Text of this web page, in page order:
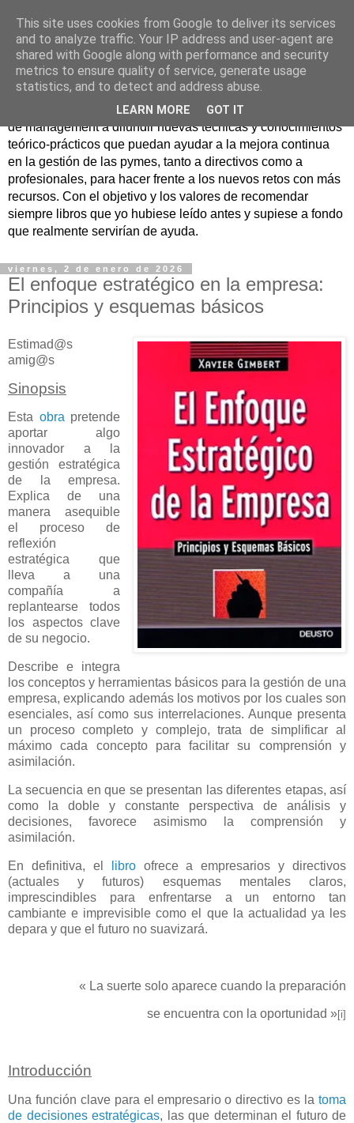
Nuevo Viernes - Nuevo
Libro
Nace con la misión de ayudar mediante la lectura de libros
de management a difundir nuevas técnicas y conocimientos
teórico-prácticos que puedan ayudar a la mejora continua
en la gestión de las pymes, tanto a directivos como a
profesionales, para hacer frente a los nuevos retos con más
recursos. Con el objetivo y los valores de recomendar
siempre libros que yo hubiese leído antes y supiese a fondo
que realmente servirían de ayuda.
viernes, 2 de enero de 2026
El enfoque estratégico en la empresa:
Principios y esquemas básicos
Estimad@s
amig@s
Sinopsis
Esta obrapretende
aportar algo
innovador a la
gestión estratégica
de la empresa.
Explica de una
manera asequible
el proceso de
reflexión
estratégica que
lleva a una
compañía a
replantearse todos
los aspectos clave
de su negocio.
Describe e integra
los conceptos y herramientas básicos para la gestión de una
empresa, explicando además los motivos por los cuales son
esenciales, así como sus interrelaciones. Aunque presenta
un proceso completo y complejo, trata de simplificar al
máximo cada concepto para facilitar su comprensión y
asimilación.
La secuencia en que se presentan las diferentes etapas, así
como la doble y constante perspectiva de análisis y
decisiones, favorece asimismo la comprensión y
asimilación.
En definitiva, el libroofrece a empresarios y directivos
(actuales y futuros) esquemas mentales claros,
imprescindibles para enfrentarse a un entorno tan
cambiante e imprevisible como el que la actualidad ya les
depara y que el futuro no suavizará.
« La suerte solo aparece cuando la preparación
se encuentra con la oportunidad »[i]
Introducción
Una función clave para el empresario o directivo es la toma
de decisiones estratégicas, las que determinan el futuro de
This site uses cookies from Google to deliver its services
and to analyze traffic. Your IP address and user-agent are
shared with Google along with performance and security
metrics to ensure quality of service, generate usage
statistics, and to detect and address abuse.
LEARN MORE GOT IT